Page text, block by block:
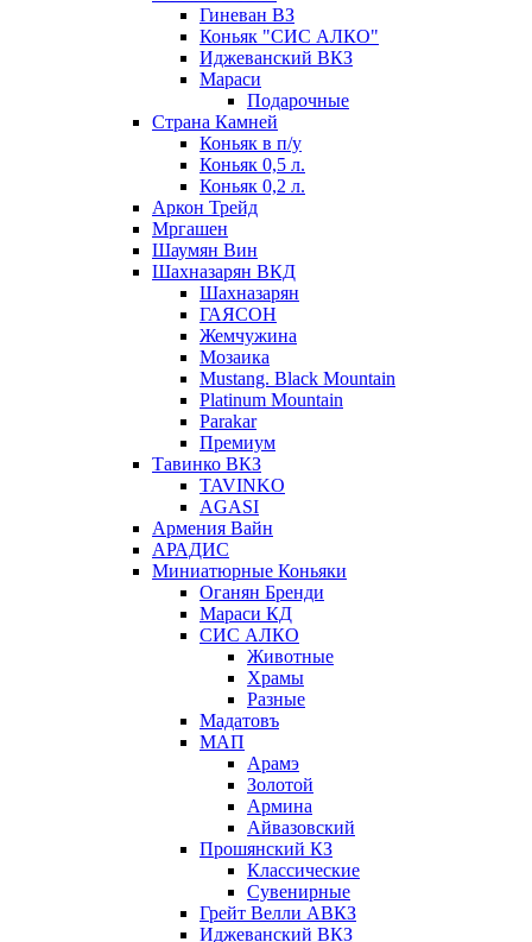
Гиневан ВЗ
Коньяк "СИС АЛКО"
Иджеванский ВКЗ
Мараси
Подарочные
Страна Камней
Коньяк в п/у
Коньяк 0,5 л.
Коньяк 0,2 л.
Аркон Трейд
Мргашен
Шаумян Вин
Шахназарян ВКД
Шахназарян
ГАЯСОН
Жемчужина
Мозаика
Mustang. Black Mountain
Platinum Mountain
Parakar
Премиум
Тавинко ВКЗ
TAVINKO
AGASI
Армения Вайн
АРАДИС
Миниатюрные Коньяки
Оганян Бренди
Мараси КД
СИС АЛКО
Животные
Храмы
Разные
Мадатовъ
МАП
Арамэ
Золотой
Армина
Айвазовский
Прошянский КЗ
Классические
Сувенирные
Грейт Велли АВКЗ
Иджеванский ВКЗ